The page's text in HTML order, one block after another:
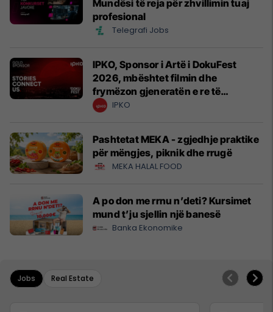
Mundësi të reja për zhvillimin tuaj
profesional
Telegrafi Jobs
IPKO, Sponsor i Artë i DokuFest
2026, mbështet filmin dhe
frymëzon gjeneratën e re të
krijuesve
IPKO
Pashtetat MEKA - zgjedhje praktike
për mëngjes, piknik dhe rrugë
MEKA HALAL FOOD
A po don me rrnu n’deti? Kursimet
mund t’ju sjellin një banesë
Banka Ekonomike
Jobs Real Estate